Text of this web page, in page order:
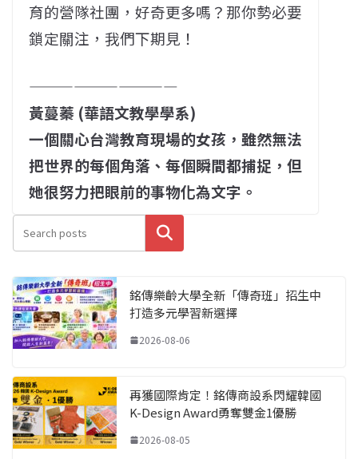
育的營隊社團，好奇更多嗎？那你勢必要
鎖定關注，我們下期見！
——————————
黃蔓蓁 (華語文教學學系)
一個關心台灣教育現場的女孩，雖然無法
把世界的每個角落、每個瞬間都捕捉，但
她很努力把眼前的事物化為文字。
搜尋
銘傳樂齡大學全新「傳奇班」招生中
打造多元學習新選擇
2026-08-06
再獲國際肯定！銘傳商設系閃耀韓國
K-Design Award勇奪雙金1優勝
2026-08-05